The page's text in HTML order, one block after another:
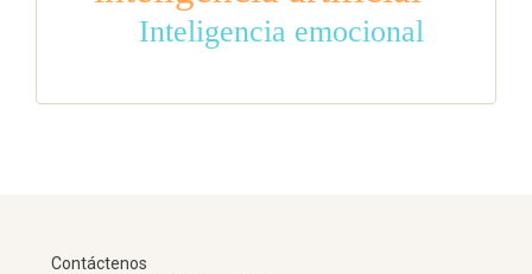
Inteligencia emocional
Contáctenos